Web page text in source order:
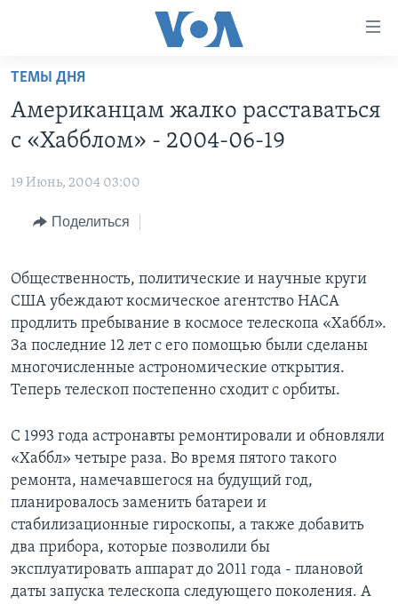
Перейти
основной
контент
навигации
поиск
ПРОГРАММЫ
НОВОСТИ ЗА МИНУТУ
ИТОГИ
ДИСКУССИЯ VOA
ДЕТАЛИ
НЬЮ-ЙОРК NEW YORK
УЧИМ АНГЛИЙСКИЙ
НАША АМЕРИКАНСКАЯ ИСТОРИЯ
АРТЕФАКТЫ
АМЕРИКАНСКИЕ ГОРОДКИ
ТЕСТЫ
ЭКСПЕРТИЗА
ИНТЕРВЬЮ
ЗА СВОБОДУ ПРЕССЫ
УЧИМ АНГЛИЙСКИЙ
ВИДЕО
ПОДПИСКА НА НОВОСТИ
Learning English
СОЦИАЛЬНЫЕ СЕТИ
Языки
ТЕМЫ ДНЯ
Американцам жалко расставаться
с «Хабблом» - 2004-06-19
19 Июнь, 2004 03:00
Поделиться
Общественность, политические и научные круги
США убеждают космическое агентство НАСА
продлить пребывание в космосе телескопа «Хаббл».
За последние 12 лет с его помощью были сделаны
многочисленные астрономические открытия.
Теперь телескоп постепенно сходит с орбиты.
С 1993 года астронавты ремонтировали и обновляли
«Хаббл» четыре раза. Во время пятого такого
ремонта, намечавшегося на будущий год,
планировалось заменить батареи и
стабилизационные гироскопы, а также добавить
два прибора, которые позволили бы
эксплуатировать аппарат до 2011 года - плановой
даты запуска телескопа следующего поколения. А